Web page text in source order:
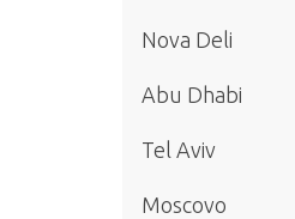
Nova Deli
Abu Dhabi
Tel Aviv
Moscovo